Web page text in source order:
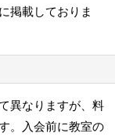
掲載しておりま
異なりますが、料
。入会前に教室の